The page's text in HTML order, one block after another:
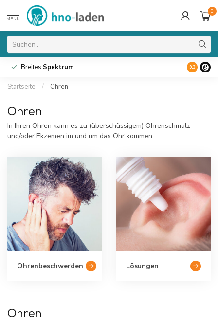
MENU
0
Breites Spektrum 9.3
Startseite / Ohren
Ohren
In Ihren Ohren kann es zu (überschüssigem) Ohrenschmalz
und/oder Ekzemen im und um das Ohr kommen.
Ohrenbeschwerden Lösungen
Ohren